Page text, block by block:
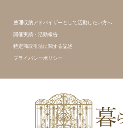
整理収納アドバイザーとして活動したい方へ
開催実績・活動報告
特定商取引法に関する記述
プライバシーポリシー